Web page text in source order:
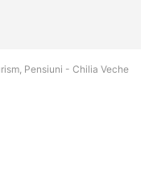
Pensiuni - Chilia Veche